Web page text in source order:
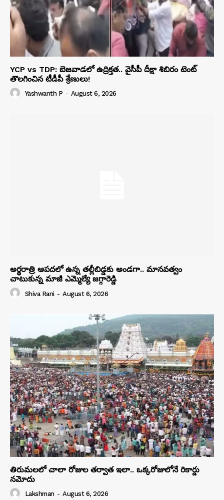
YCP vs TDP: బెజవాడలో ఉద్రిక్తత.. వైసీపీ దీక్షా శిబిరం టెంట్
తొలగించిన టీడీపీ శ్రేణులు!
Yashwanth P - August 6, 2026
అర్థరాత్రి ఆపదలో ఉన్న తల్లీబిడ్డకు అండగా.. మానవత్వం
చాటుకున్న మాజీ ఎమ్మెల్యే జగ్గారెడ్డి
Shiva Rani - August 6, 2026
తిరుమలలో చాలా రోజుల తర్వాత ఇలా.. ఒక్కరోజులోనే రికార్డు
నమోదు
Lakshman - August 6, 2026